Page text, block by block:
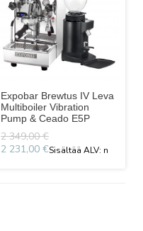
Expobar Brewtus IV Leva
Multiboiler Vibration
Pump & Ceado E5P
2 349,00 €
2 231,00 €